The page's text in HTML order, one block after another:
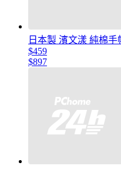
日本製 濱文漾 純棉
$459
$897